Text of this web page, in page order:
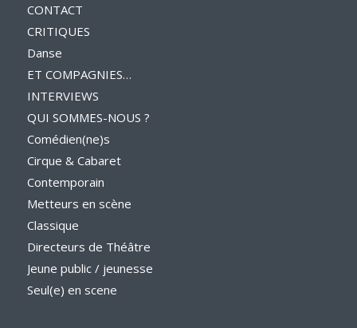
CONTACT
CRITIQUES
Danse
ET COMPAGNIES…
INTERVIEWS
QUI SOMMES-NOUS ?
Comédien(ne)s
Cirque & Cabaret
Contemporain
Metteurs en scène
Classique
Directeurs de Théâtre
Jeune public / jeunesse
Seul(e) en scene